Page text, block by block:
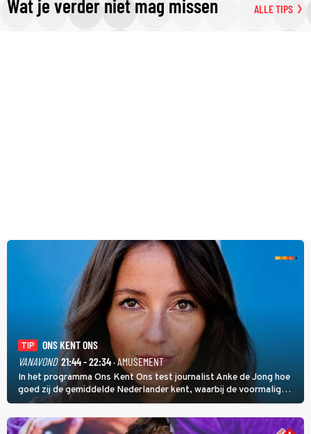
Wat je verder niet mag missen ALLE TIPS
TIP
ONS KENT ONS
VANAVOND 21:44 - 22:34· AMUSEMENT
In het programma Ons Kent Ons test journalist Anke de Jong hoe
goed zij de gemiddelde Nederlander kent, waarbij de voormalig
hoofdredacteur van modebladen Glamour en Elle het samen met
rapper Keizer opneemt tegen Edson da Graça en Marc-Marie
Huijbregts.